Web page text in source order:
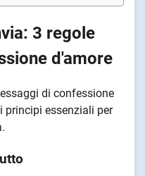
3 regole
d'amore
di confessione
principi essenziali per